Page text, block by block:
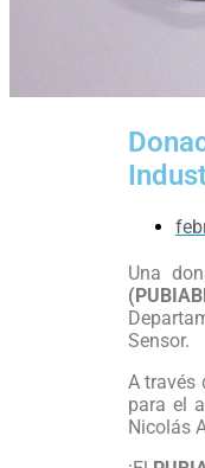
Una
Sensor.
A través
para el
Nicolás